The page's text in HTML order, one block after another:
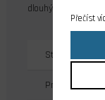
dlouhých skelných
Stoupání [m]
Průměr vrtule
Přečíst